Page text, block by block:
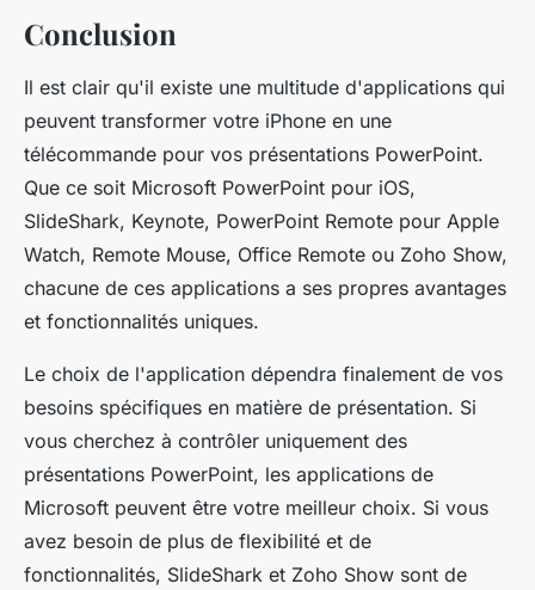
Conclusion
Il est clair qu'il existe une multitude d'applications qui
peuvent transformer votre iPhone en une
télécommande pour vos présentations PowerPoint.
Que ce soit Microsoft PowerPoint pour iOS,
SlideShark, Keynote, PowerPoint Remote pour Apple
Watch, Remote Mouse, Office Remote ou Zoho Show,
chacune de ces applications a ses propres avantages
et fonctionnalités uniques.
Le choix de l'application dépendra finalement de vos
besoins spécifiques en matière de présentation. Si
vous cherchez à contrôler uniquement des
présentations PowerPoint, les applications de
Microsoft peuvent être votre meilleur choix. Si vous
avez besoin de plus de flexibilité et de
fonctionnalités, SlideShark et Zoho Show sont de